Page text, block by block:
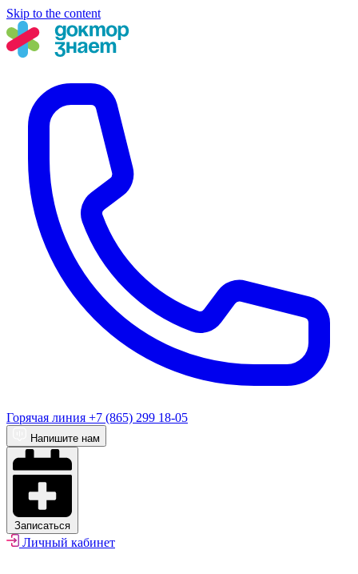
Skip to the content
Горячая линия +7 (865) 299 18-05
Напишите нам
Записаться
Личный кабинет